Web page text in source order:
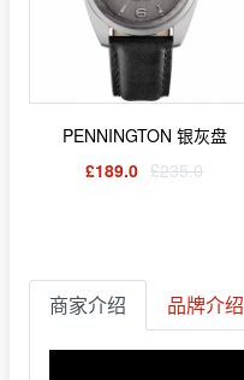
PENNINGTON 银灰盘
£189.0 £235.0
商家介绍 品牌介绍